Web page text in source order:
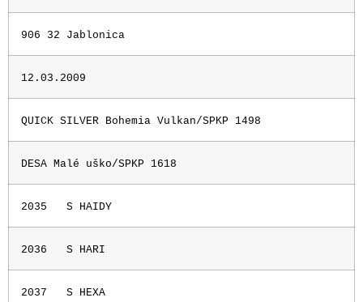
906 32 Jablonica
12.03.2009
QUICK SILVER Bohemia Vulkan/SPKP 1498
DESA Malé uško/SPKP 1618
2035 S HAIDY
2036 S HARI
2037 S HEXA